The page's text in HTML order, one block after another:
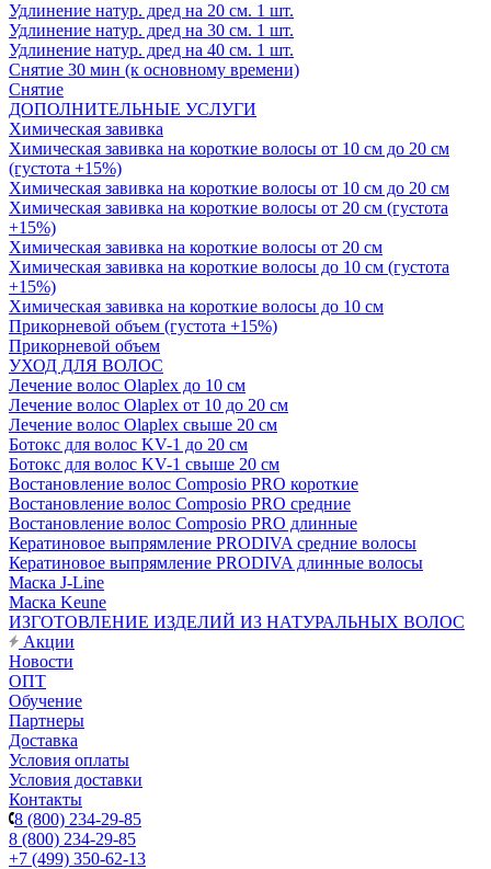
Удлинение натур. дред на 20 см. 1 шт.
Удлинение натур. дред на 30 см. 1 шт.
Удлинение натур. дред на 40 см. 1 шт.
Снятие 30 мин (к основному времени)
Снятие
ДОПОЛНИТЕЛЬНЫЕ УСЛУГИ
Химическая завивка
Химическая завивка на короткие волосы от 10 см до 20 см
(густота +15%)
Химическая завивка на короткие волосы от 10 см до 20 см
Химическая завивка на короткие волосы от 20 см (густота
+15%)
Химическая завивка на короткие волосы от 20 см
Химическая завивка на короткие волосы до 10 см (густота
+15%)
Химическая завивка на короткие волосы до 10 см
Прикорневой объем (густота +15%)
Прикорневой объем
УХОД ДЛЯ ВОЛОС
Лечение волос Olapleх до 10 см
Лечение волос Olapleх от 10 до 20 см
Лечение волос Olapleх свыше 20 см
Ботокс для волос KV-1 до 20 см
Ботокс для волос KV-1 свыше 20 см
Востановление волос Composio PRO короткие
Востановление волос Composio PRO средние
Востановление волос Composio PRO длинные
Кератиновое выпрямление PRODIVA средние волосы
Кератиновое выпрямление PRODIVA длинные волосы
Маска J-Line
Маска Keune
ИЗГОТОВЛЕНИЕ ИЗДЕЛИЙ ИЗ НАТУРАЛЬНЫХ ВОЛОС
Акции
Новости
ОПТ
Обучение
Партнеры
Доставка
Условия оплаты
Условия доставки
Контакты
8 (800) 234-29-85
8 (800) 234-29-85
+7 (499) 350-62-13